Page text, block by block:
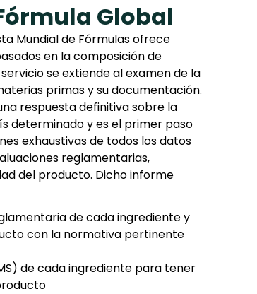
Global
Mundial de Fórmulas ofrece
en la composición de
se extiende al examen de la
primas y su documentación.
respuesta definitiva sobre la
determinado y es el primer paso
exhaustivas de todos los datos
reglamentarias,
del producto. Dicho informe
de cada ingrediente y
con la normativa pertinente
de cada ingrediente para tener